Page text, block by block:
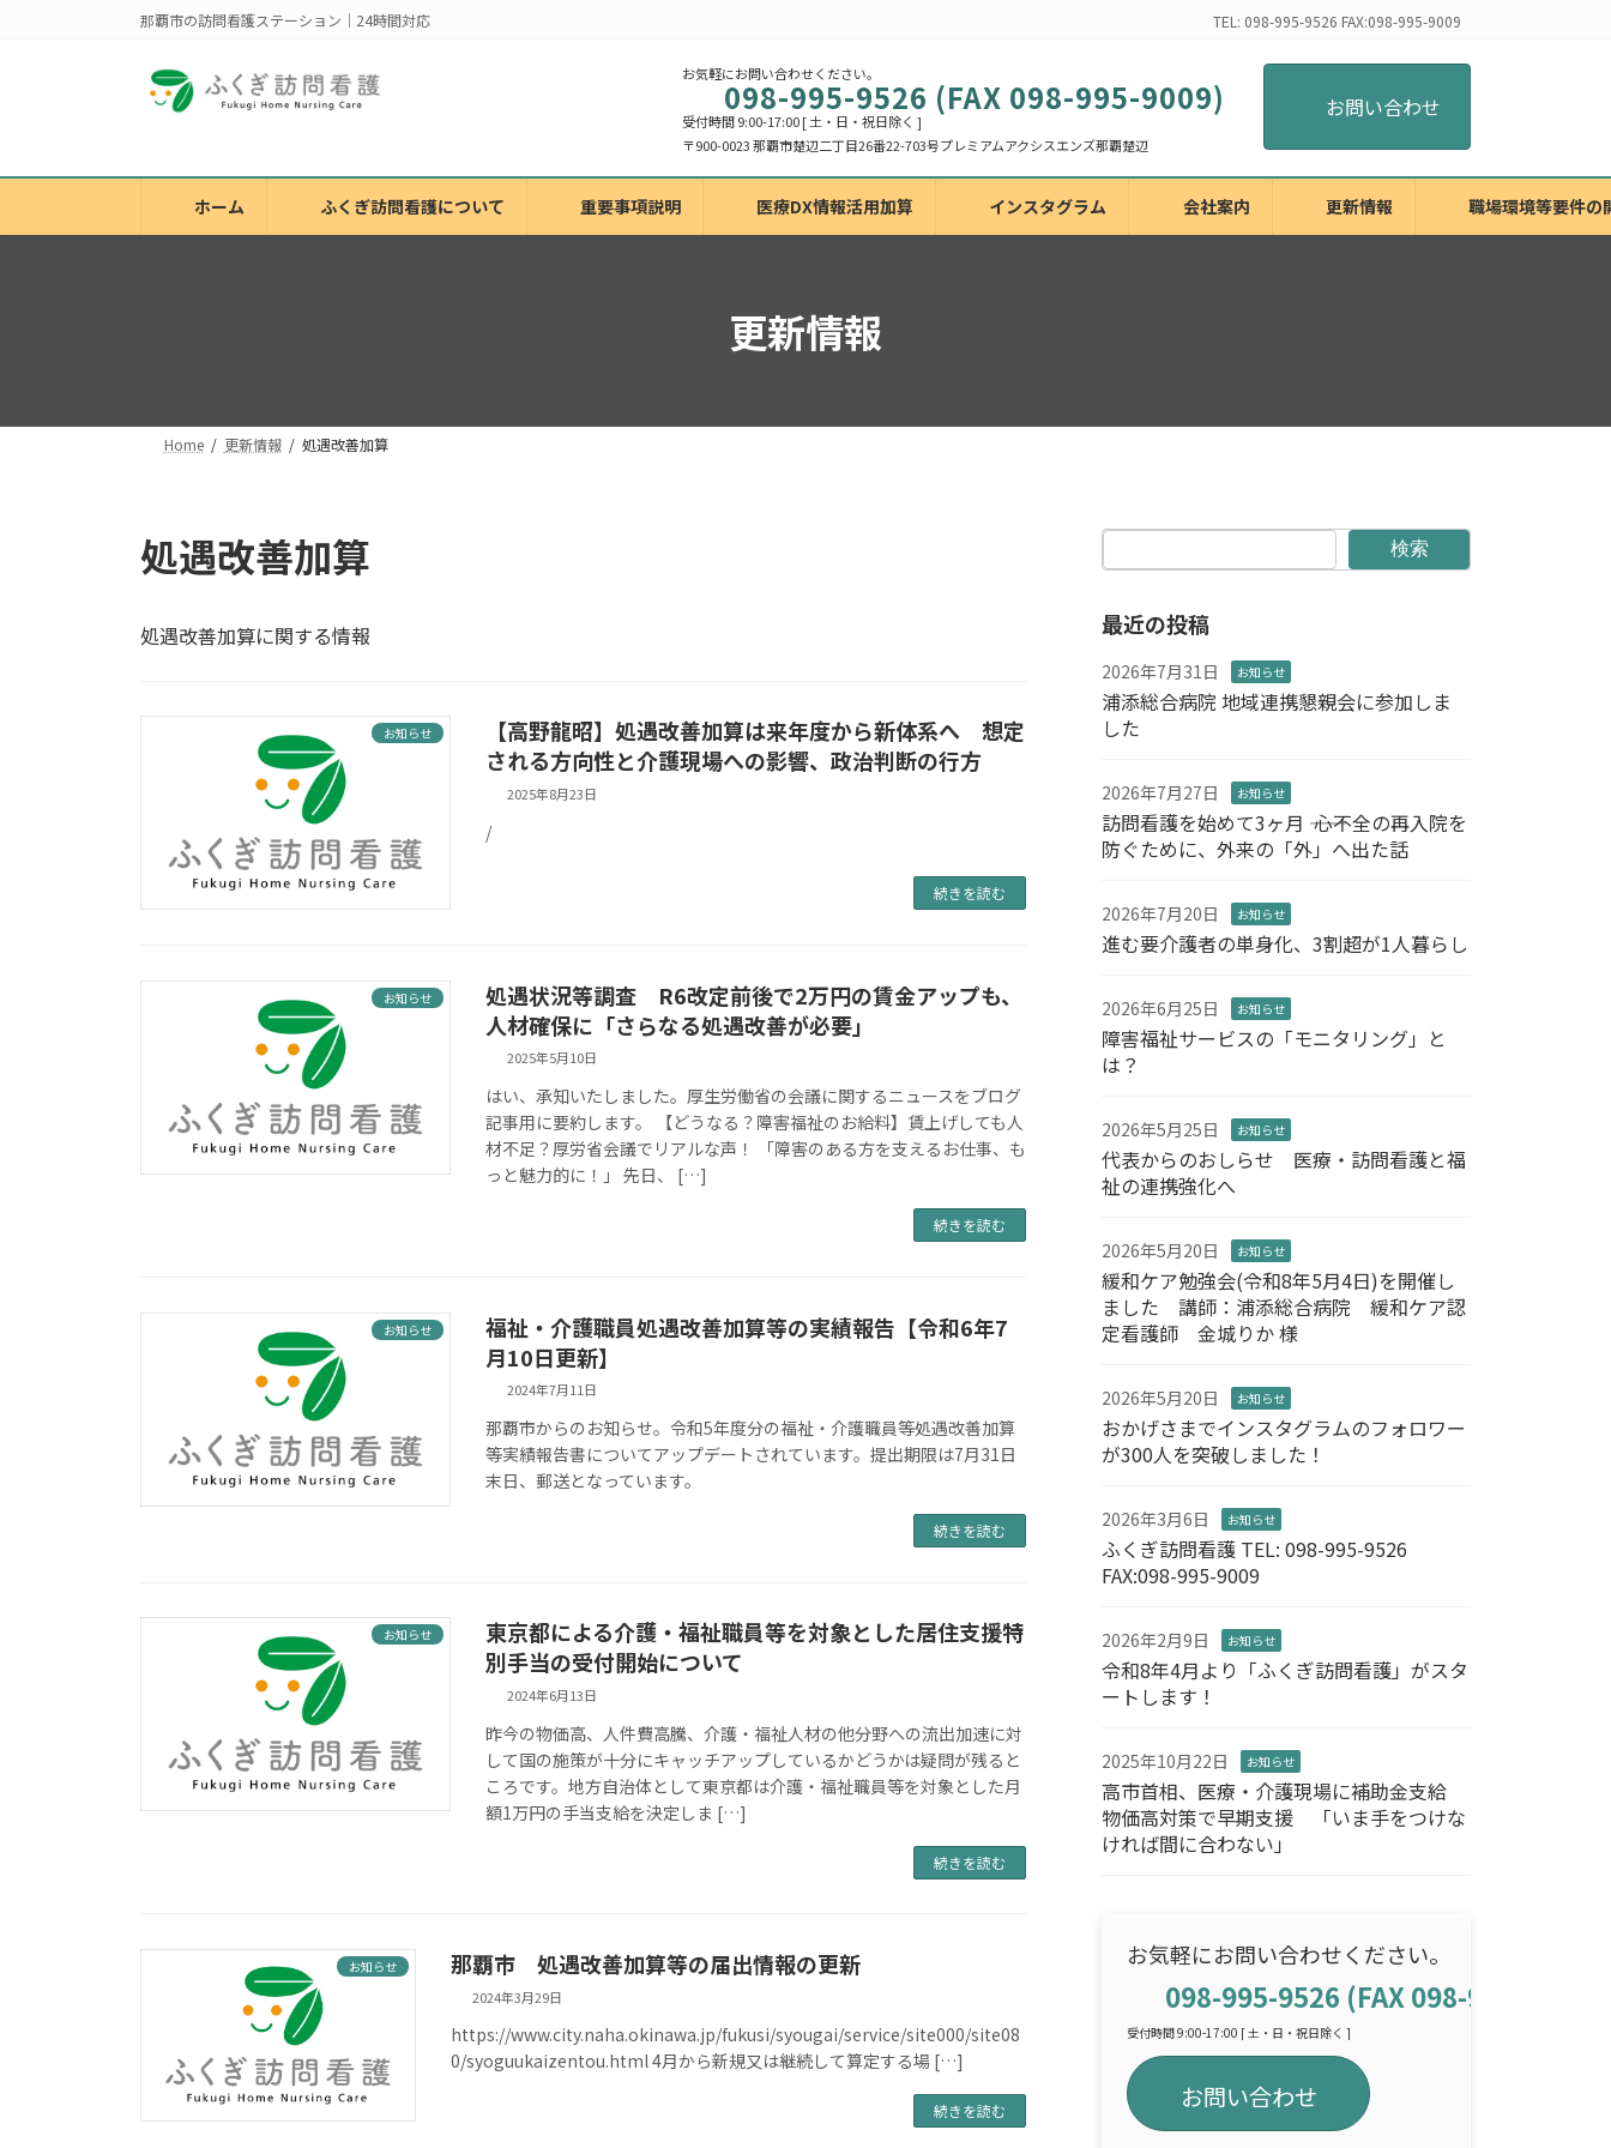
ス
ッ
ン
移
那覇市の訪問看護ステーション｜24時間対応 TEL: 098-995-9526 FAX:098-995-9009
お気軽にお問い合わせください。
098-995-9526 (FAX 098-995-9009)
受付時間 9:00-17:00 [ 土・日・祝日除く ] お問い合わせ
ホーム ふくぎ訪問看護について 重要事項説明 医療DX情報活用加算 インスタグラム 会社案内 更新情報 職場環境等要件の
更新情報
Home 更新情報 処遇改善加算
処遇改善加算
処遇改善加算に関する情報
お知らせ
【高野龍昭】処遇改善加算は来年度から新体系へ 想定
される方向性と介護現場への影響、政治判断の行方
2025年8月23日
/
続きを読む
お知らせ
処遇状況等調査 R6改定前後で2万円の賃金アップも、
人材確保に「さらなる処遇改善が必要」
2025年5月10日
はい、承知いたしました。厚生労働省の会議に関するニュースをブログ
記事用に要約します。 【どうなる？障害福祉のお給料】賃上げしても人
材不足？厚労省会議でリアルな声！ 「障害のある方を支えるお仕事、も
っと魅力的に！」 先日、 […]
続きを読む
お知らせ
福祉・介護職員処遇改善加算等の実績報告【令和6年7
月10日更新】
2024年7月11日
那覇市からのお知らせ。令和5年度分の福祉・介護職員等処遇改善加算
等実績報告書についてアップデートされています。提出期限は7月31日
末日、郵送となっています。
続きを読む
お知らせ
東京都による介護・福祉職員等を対象とした居住支援特
別手当の受付開始について
2024年6月13日
昨今の物価高、人件費高騰、介護・福祉人材の他分野への流出加速に対
して国の施策が十分にキャッチアップしているかどうかは疑問が残ると
ころです。地方自治体として東京都は介護・福祉職員等を対象とした月
額1万円の手当支給を決定しま […]
続きを読む
お知らせ 那覇市 処遇改善加算等の届出情報の更新
2024年3月29日
https://www.city.naha.okinawa.jp/fukusi/syougai/service/site000/site08
0/syoguukaizentou.html 4月から新規又は継続して算定する場 […]
続きを読む
検索
最近の投稿
2026年7月31日 お知らせ
浦添総合病院 地域連携懇親会に参加しま
した
2026年7月27日 お知らせ
訪問看護を始めて3ヶ月 ―― 心不全の再入院を
防ぐために、外来の「外」へ出た話
2026年7月20日 お知らせ
進む要介護者の単身化、3割超が1人暮らし
2026年6月25日 お知らせ
障害福祉サービスの「モニタリング」と
は？
2026年5月25日 お知らせ
代表からのおしらせ 医療・訪問看護と福
祉の連携強化へ
2026年5月20日 お知らせ
緩和ケア勉強会(令和8年5月4日)を開催し
ました 講師：浦添総合病院 緩和ケア認
定看護師 金城りか 様
2026年5月20日 お知らせ
おかげさまでインスタグラムのフォロワー
が300人を突破しました！
2026年3月6日 お知らせ
ふくぎ訪問看護 TEL: 098-995-9526
FAX:098-995-9009
2026年2月9日 お知らせ
令和8年4月より「ふくぎ訪問看護」がスタ
ートします！
2025年10月22日 お知らせ
高市首相、医療・介護現場に補助金支給
物価高対策で早期支援 「いま手をつけな
ければ間に合わない」
お気軽にお問い合わせください。
098-995-9526 (FAX 098-995-9009)
受付時間 9:00-17:00 [ 土・日・祝日除く ]
お問い合わせ